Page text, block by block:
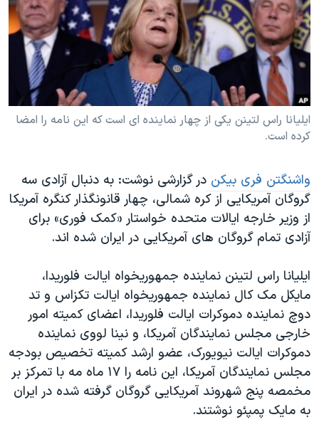
فرهنگ و زندگی
حقوق شهروندی
اقتصادی
علم و فناوری
اسرائیل در جنگ
گالری عکس
مستندها
انتخابات ریاست جمهوری آمریکا ۲۰۲۴
حمله جمهوری اسلامی به اسرائیل
رمز مهسا
ورزش زنان در ایران
اعتراضات زن، زندگی، آزادی
تریبونال مردمی آبان ۹۸
دادگاه حمید نوری
چهل سال گروگان‌گیری
قانون شفافیت دارائی کادر رهبری ایران
اعتراضات مردمی آبان ۹۸
اسرائیل در جنگ
نرگس محمدی برنده جایزه نوبل صلح
همایش محافظه‌کاران آمریکا «سی‌پک»
صفحه‌های ویژه
دنبال کنید
زبانهای مختلف
ایلیانا راس لتینن یکی از چهار نماینده ای است که این نامه را امضا
کرده است.
واشنگتن فری بیکن در گزارشی نوشت: به دنبال آزادی سه
گروگان آمریکایی از کره شمالی، چهار قانونگذار کنگره آمریکا
از وزیر خارجه ایالات متحده خواستار «کمک فوری» برای
آزادی تمام گروگان های آمریکایی در ایران شده اند.
ایلیانا راس لتینن نماینده جمهوریخواه ایالت فلوریدا،
مایکل مک کال نماینده جمهوریخواه ایالت تکزاس و تد
دوچ نماینده دموکرات ایالت فلوریدا، اعضای کمیته امور
خارجی مجلس نمایندگان آمریکا، و نینا لووی نماینده
دموکرات ایالت نیویورک، عضو ارشد کمیته تخصیص بودجه
مجلس نمایندگان آمریکا، این نامه را ۱۷ ماه مه با تمرکز بر
مخمصه پنج شهروند آمریکایی گروگان گرفته شده در ایران
به مایک پمپئو نوشتند.